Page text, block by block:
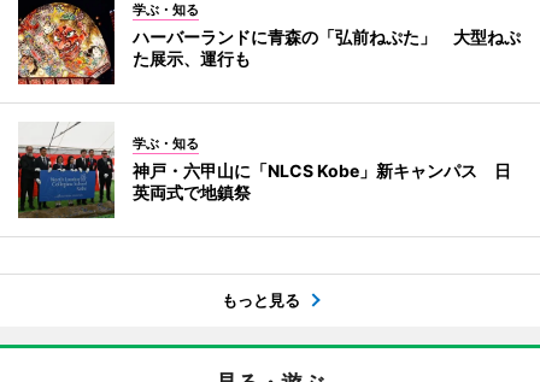
学ぶ・知る
ハーバーランドに青森の「弘前ねぷた」 大型ねぷ
た展示、運行も
学ぶ・知る
神戸・六甲山に「NLCS Kobe」新キャンパス 日
英両式で地鎮祭
もっと見る